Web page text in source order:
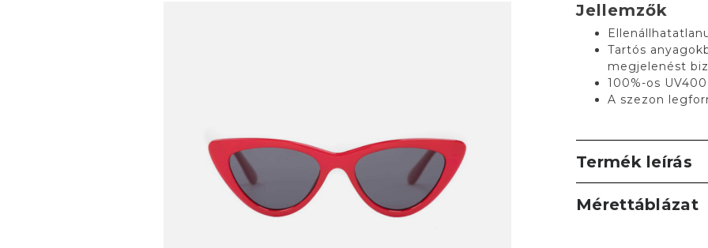
Jellemzők
Tartós
megjelenést
100%-os
A szezon
Termék leírás
Mérettáblázat